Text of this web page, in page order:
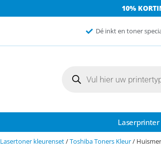
10%
Dé inkt en toner
Laserprinter
Lasertoner kleurenset/Toshiba Toners Kleur/